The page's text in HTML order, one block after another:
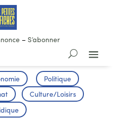
– S’abonner
Politique
Culture/Loisirs